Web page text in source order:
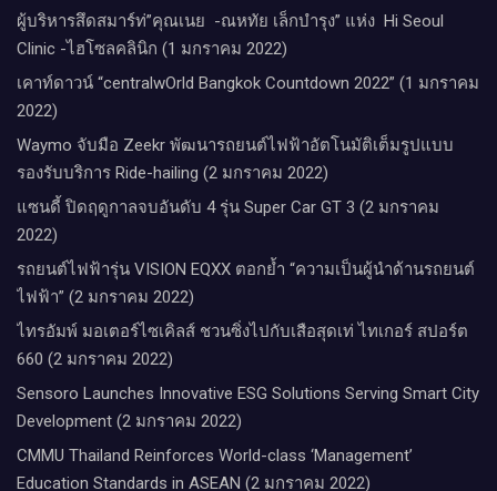
ผู้บริหารสึดสมาร์ท่”คุณเนย -ณหทัย เล็กบำรุง” แห่ง Hi Seoul
Clinic -ไฮโซลคลินิก (1 มกราคม 2022)
เคาท์ดาวน์​ “centralwOrld Bangkok Countdown 2022” (1 มกราคม
2022)
Waymo จับมือ Zeekr พัฒนารถยนต์ไฟฟ้าอัตโนมัติเต็มรูปแบบ
รองรับบริการ Ride-hailing (2 มกราคม 2022)
แซนดี้ ปิดฤดูกาลจบอันดับ 4 รุ่น Super Car GT 3 (2 มกราคม
2022)
รถยนต์ไฟฟ้ารุ่น VISION EQXX ตอกย้ำ “ความเป็นผู้นำด้านรถยนต์
ไฟฟ้า” (2 มกราคม 2022)
ไทรอัมพ์ มอเตอร์ไซเคิลส์ ชวนซิ่งไปกับเสือสุดเท่ ไทเกอร์ สปอร์ต
660 (2 มกราคม 2022)
Sensoro Launches Innovative ESG Solutions Serving Smart City
Development (2 มกราคม 2022)
CMMU Thailand Reinforces World-class ‘Management’
Education Standards in ASEAN (2 มกราคม 2022)